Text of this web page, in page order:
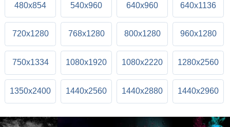
480x854 540x960 640x960 640x1136
720x1280 768x1280 800x1280 960x1280
750x1334 1080x1920 1080x2220 1280x2560
1350x2400 1440x2560 1440x2880 1440x2960